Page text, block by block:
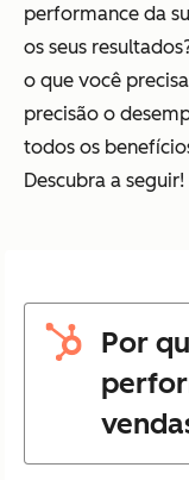
performance da
os seus
o que você
precisão o
todos os
Descubra a seguir!
Por